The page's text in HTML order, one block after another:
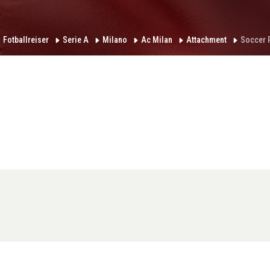
Fotballreiser Serie A Milano Ac Milan Attachment Soccer